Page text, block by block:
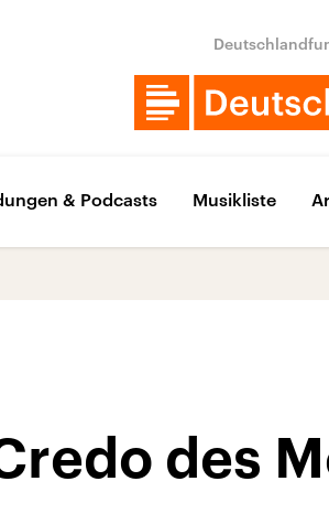
& Podcasts Musikliste
des